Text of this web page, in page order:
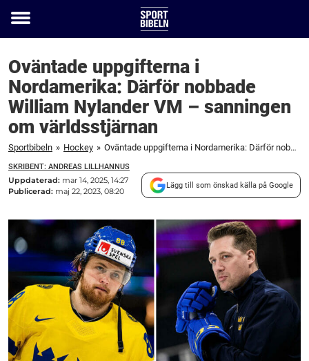
Toggle
Oväntade uppgifterna i
Nordamerika: Därför nobbade
William Nylander VM – sanningen
om världsstjärnan
Sportbibeln » Hockey » Oväntade uppgifterna i Nordamerika: Därför nobbade William Nylander VM – sanningen om världsstjärnan
SKRIBENT: ANDREAS LILLHANNUS
Uppdaterad: mar 14, 2025, 14:27
Publicerad: maj 22, 2023, 08:20
Lägg till som önskad källa på Google